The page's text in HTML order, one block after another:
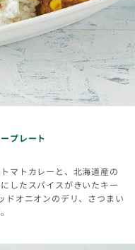
プレート
マトカレーと、北海道産の
したスパイスがきいたキー
ドオニオンのデリ、さつまい